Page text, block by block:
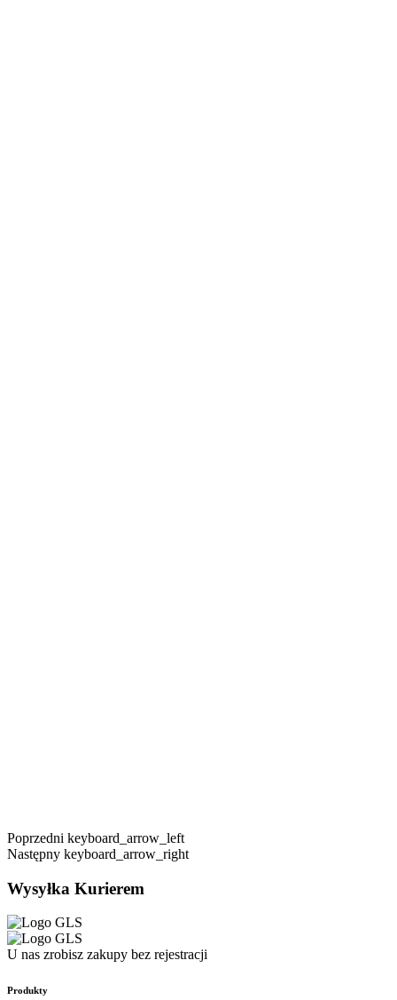
Poprzedni keyboard_arrow_left
Następny keyboard_arrow_right
Wysyłka Kurierem
U nas zrobisz zakupy bez rejestracji
Produkty